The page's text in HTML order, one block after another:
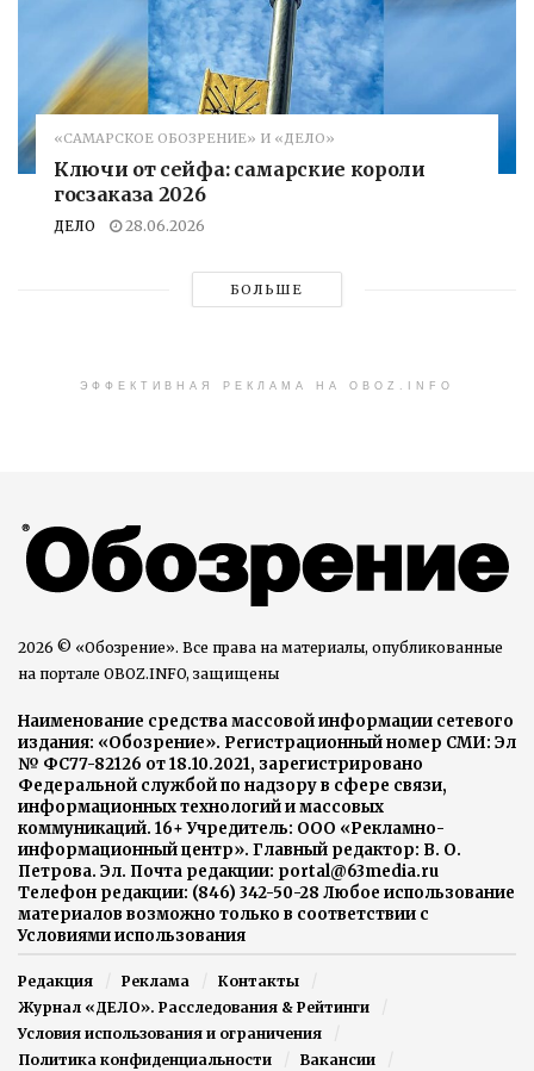
«САМАРСКОЕ ОБОЗРЕНИЕ» И «ДЕЛО»
Ключи от сейфа: самарские короли
госзаказа 2026
ДЕЛО 28.06.2026
БОЛЬШЕ
ЭФФЕКТИВНАЯ РЕКЛАМА НА OBOZ.INFO
2026 © «Обозрение». Все права на материалы, опубликованные
на портале OBOZ.INFO, защищены
Наименование средства массовой информации сетевого
издания: «Обозрение». Регистрационный номер СМИ: Эл
№ ФС77-82126 от 18.10.2021, зарегистрировано
Федеральной службой по надзору в сфере связи,
информационных технологий и массовых
коммуникаций. 16+ Учредитель: ООО «Рекламно-
информационный центр». Главный редактор: В. О.
Петрова. Эл. Почта редакции: portal@63media.ru
Телефон редакции: (846) 342-50-28 Любое использование
материалов возможно только в соответствии с
Условиями использования
Редакция Реклама
Контакты
Журнал «ДЕЛО». Расследования & Рейтинги
Условия использования и ограничения
Политика конфиденциальности
Вакансии